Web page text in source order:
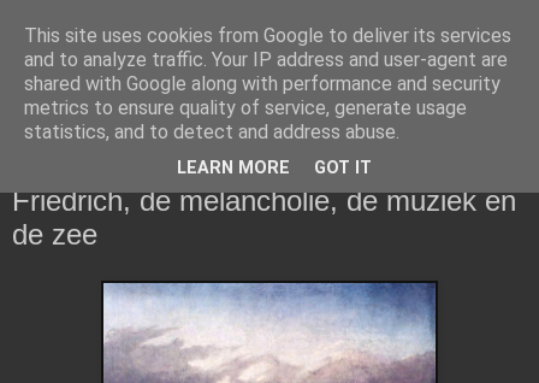
De Geschoolde Arbeider
Gedachtes, belevenissen en opinies
maandag 16 december 2013
Friedrich, de melancholie, de muziek en
de zee
This site uses cookies from Google to deliver its services
and to analyze traffic. Your IP address and user-agent are
shared with Google along with performance and security
metrics to ensure quality of service, generate usage
statistics, and to detect and address abuse.
LEARN MORE GOT IT